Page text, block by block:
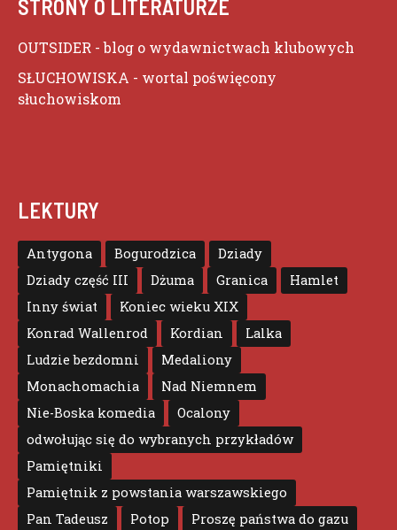
STRONY O LITERATURZE
OUTSIDER - blog o wydawnictwach klubowych
SŁUCHOWISKA - wortal poświęcony
słuchowiskom
LEKTURY
Antygona Bogurodzica
Dziady
Dziady część III
Dżuma Granica
Hamlet
Inny świat
Koniec wieku XIX
Konrad Wallenrod
Kordian
Lalka
Ludzie bezdomni
Medaliony
Monachomachia
Nad Niemnem
Nie-Boska komedia
Ocalony
odwołując się do wybranych przykładów
Pamiętniki
Pamiętnik z powstania warszawskiego
Pan Tadeusz
Potop Proszę państwa do gazu